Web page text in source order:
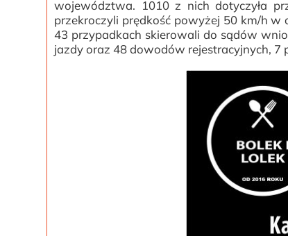
województwa. 1010 z nich dotyczyła
przekroczyli prędkość powyżej 50 km/h
43 przypadkach skierowali do sądów
jazdy oraz 48 dowodów rejestracyjnych, 7